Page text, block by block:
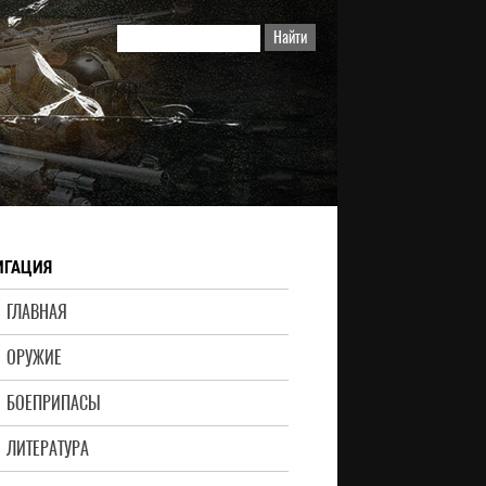
ГЛАВНАЯ
ОРУЖИЕ
БОЕПРИПАСЫ
ЛИТЕРАТУРА